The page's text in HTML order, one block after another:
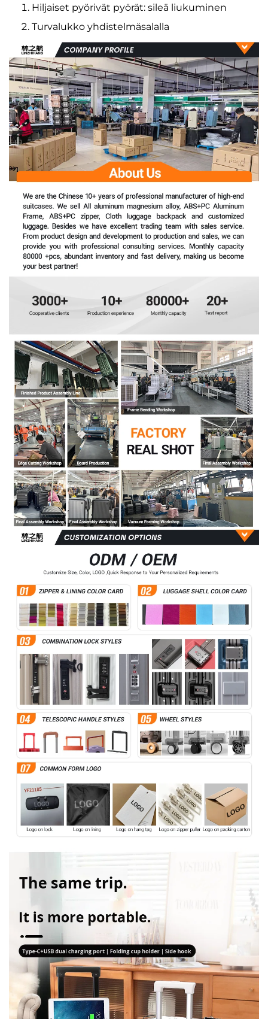
Hiljaiset pyörivät pyörät: sileä liukuminen
Turvalukko yhdistelmäsalalla